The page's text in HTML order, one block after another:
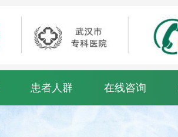
患者人群 在线咨询